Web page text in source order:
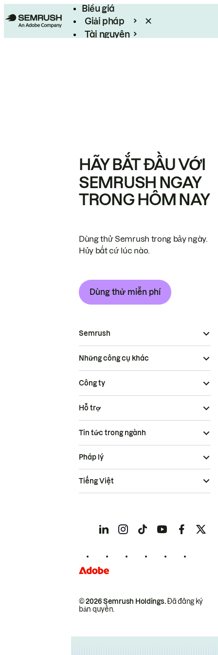
Biểu giá
Giải pháp
Tài nguyên
HÃY BẮT ĐẦU VỚI
SEMRUSH NGAY
TRONG HÔM NAY
Dùng thử Semrush trong bảy ngày.
Hủy bất cứ lúc nào.
Dùng thử miễn phí
Semrush
Những công cụ khác
Công ty
Hỗ trợ
Tin tức trong ngành
© 2026 Semrush Holdings.Đã đăng ký
bản quyền.
Pháp lý
Tiếng Việt